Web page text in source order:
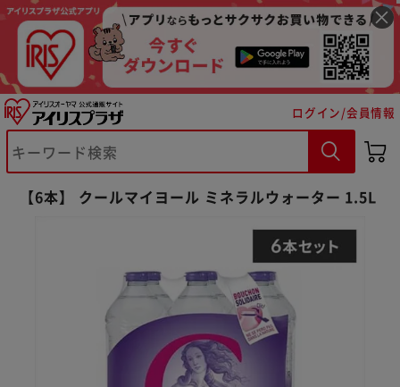
ログイン/会員情報
【6本】 クールマイヨール ミネラルウォーター 1.5L
※ご確認ください